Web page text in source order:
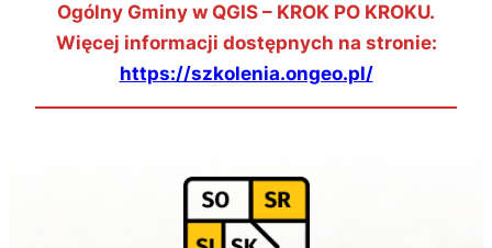
Ogólny Gminy w QGIS – KROK PO KROKU.
Więcej informacji dostępnych na stronie:
https://szkolenia.ongeo.pl/